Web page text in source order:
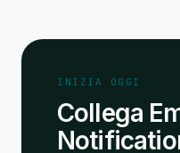
INIZIA OGGI
Collega